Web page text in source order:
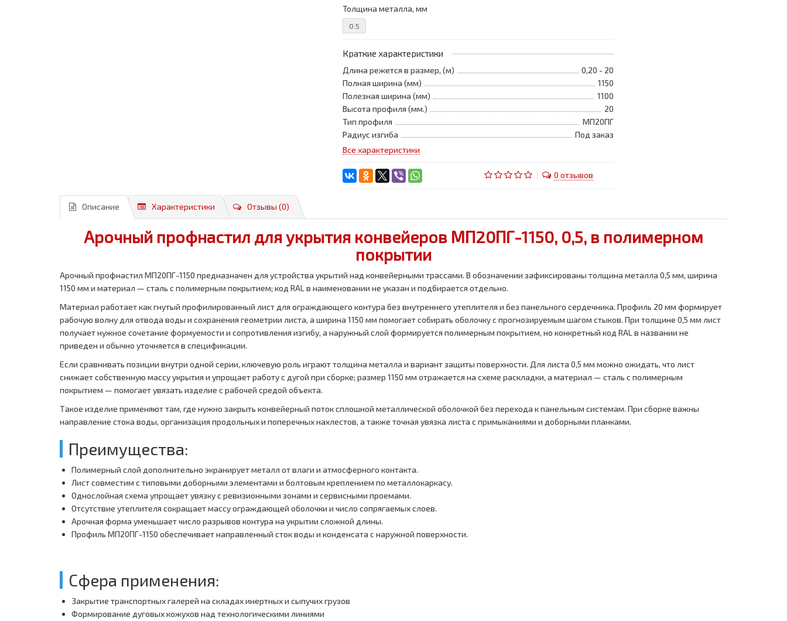
Толщина металла, мм
0.5
Краткие характеристики
Длина режется в размер, (м)
0,20 - 20
Полная ширина (мм)
1150
Полезная ширина (мм)
1100
Высота профиля (мм.)
20
Тип профиля
МП20ПГ
Радиус изгиба
Под заказ
Все характеристики
0 отзывов
Описание Характеристики Отзывы (0)
Арочный профнастил для укрытия конвейеров МП20ПГ-1150, 0,5, в полимерном
покрытии
Арочный профнастил МП20ПГ-1150 предназначен для устройства укрытий над конвейерными трассами. В обозначении зафиксированы толщина металла 0,5 мм, ширина
1150 мм и материал — сталь с полимерным покрытием; код RAL в наименовании не указан и подбирается отдельно.
Материал работает как гнутый профилированный лист для ограждающего контура без внутреннего утеплителя и без панельного сердечника. Профиль 20 мм формирует
рабочую волну для отвода воды и сохранения геометрии листа, а ширина 1150 мм помогает собирать оболочку с прогнозируемым шагом стыков. При толщине 0,5 мм лист
получает нужное сочетание формуемости и сопротивления изгибу, а наружный слой формируется полимерным покрытием, но конкретный код RAL в названии не
приведен и обычно уточняется в спецификации.
Если сравнивать позиции внутри одной серии, ключевую роль играют толщина металла и вариант защиты поверхности. Для листа 0,5 мм можно ожидать, что лист
снижает собственную массу укрытия и упрощает работу с дугой при сборке; размер 1150 мм отражается на схеме раскладки, а материал — сталь с полимерным
покрытием — помогает увязать изделие с рабочей средой объекта.
Такое изделие применяют там, где нужно закрыть конвейерный поток сплошной металлической оболочкой без перехода к панельным системам. При сборке важны
направление стока воды, организация продольных и поперечных нахлестов, а также точная увязка листа с примыканиями и доборными планками.
Преимущества:
Полимерный слой дополнительно экранирует металл от влаги и атмосферного контакта.
Лист совместим с типовыми доборными элементами и болтовым креплением по металлокаркасу.
Однослойная схема упрощает увязку с ревизионными зонами и сервисными проемами.
Отсутствие утеплителя сокращает массу ограждающей оболочки и число сопрягаемых слоев.
Арочная форма уменьшает число разрывов контура на укрытии сложной длины.
Профиль МП20ПГ-1150 обеспечивает направленный сток воды и конденсата с наружной поверхности.
Сфера применения:
Закрытие транспортных галерей на складах инертных и сыпучих грузов
Формирование дуговых кожухов над технологическими линиями